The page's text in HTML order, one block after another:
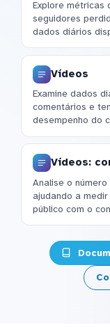
Explore métricas
seguidores
dados diários
Vídeos
Examine dados
comentários e
desempenho do
Vídeos:
Analise o
ajudando a
público com o